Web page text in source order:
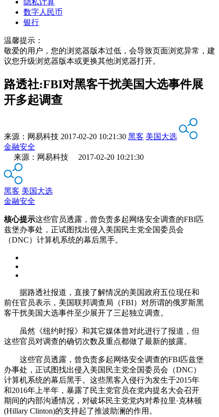
数字人民币
银行
温馨提示：
敬爱的用户，您的浏览器版本过低，会导致页面浏览异常，建
议您升级浏览器版本或更换其他浏览器打开。
路透社:FBI对黑客干扰美国大选事件展
开多起调查
来源： 网易科技 2017-02-20 10:21:30 黑客 美国大选
金融安全
来源：网易科技 2017-02-20 10:21:30
黑客 美国大选
金融安全
核心提示这些官员透露，曾负责多起网络安全调查的FBI匹
兹堡办事处，正试图找出侵入美国民主党全国委员会
（DNC）计算机系统的幕后黑手。
据路透社报道，直接了解情况的美国政府五位现任和
前任官员表示，美国联邦调查局（FBI）对所谓的俄罗斯黑
客干扰美国大选事件至少展开了三起独立调查。
虽然《纽约时报》和其它媒体曾对此进行了报道，但
这些官员对调查的确切次数及重点都做了最新的披露。
这些官员透露，曾负责多起网络安全调查的FBI匹兹堡
办事处，正试图找出侵入美国民主党全国委员会（DNC）
计算机系统的幕后黑手。这些黑客入侵行为发生于2015年
和2016年上半年，暴露了民主党官员在党内提名大会召开
期间的内部沟通情况，对破坏民主党党内对希拉里·克林顿
(Hillary Clinton)的支持起了推波助澜的作用。